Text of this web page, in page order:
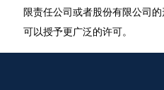
限责任公司或者股份有限公司
可以授予更广泛的许可。